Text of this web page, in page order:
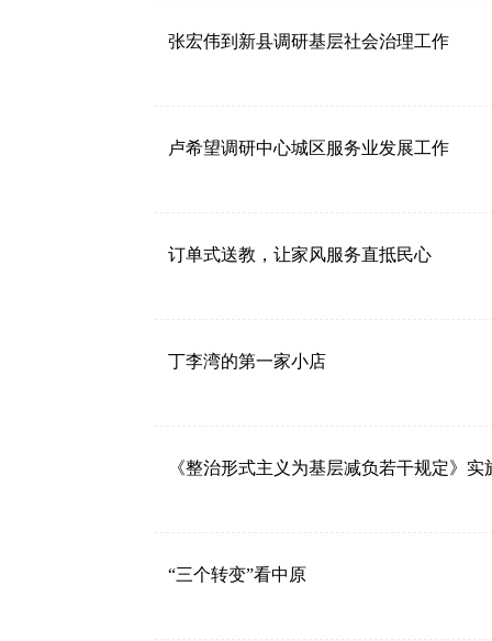
张宏伟到新县调研基层社会治理工作
卢希望调研中心城区服务业发展工作
订单式送教，让家风服务直抵民心
丁李湾的第一家小店
《整治形式主义为基层减负若干规定》
“三个转变”看中原